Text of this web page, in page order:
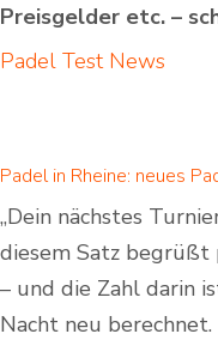
Preisgelder etc. –
Padel TestNews
„Dein nächstes
diesem Satz begrüßt
– und die Zahl darin
Nacht neu